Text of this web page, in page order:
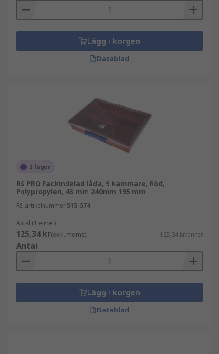
Lägg i korgen
Datablad
I lager
RS PRO Fackindelad låda, 9 kammare, Röd,
Polypropylen, 43 mm 240mm 195 mm
RS-artikelnummer 515-574
Antal (1 enhet)
125,34 kr(exkl. moms) 125,34 kr/enhet
Antal
Lägg i korgen
Datablad